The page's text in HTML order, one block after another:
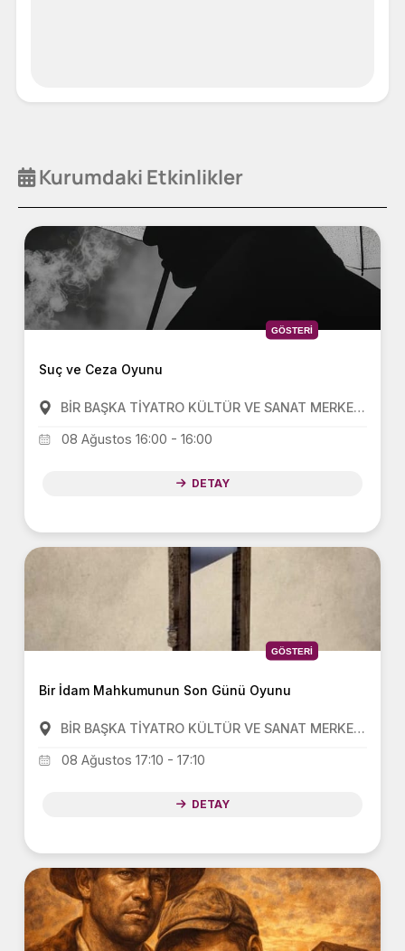
Kurumdaki Etkinlikler
GÖSTERI
Suç ve Ceza Oyunu
BİR BAŞKA TİYATRO KÜLTÜR VE SANAT MERKEZİ(BBT)
08 Ağustos 16:00 - 16:00
DETAY
GÖSTERI
Bir İdam Mahkumunun Son Günü Oyunu
BİR BAŞKA TİYATRO KÜLTÜR VE SANAT MERKEZİ(BBT)
08 Ağustos 17:10 - 17:10
DETAY